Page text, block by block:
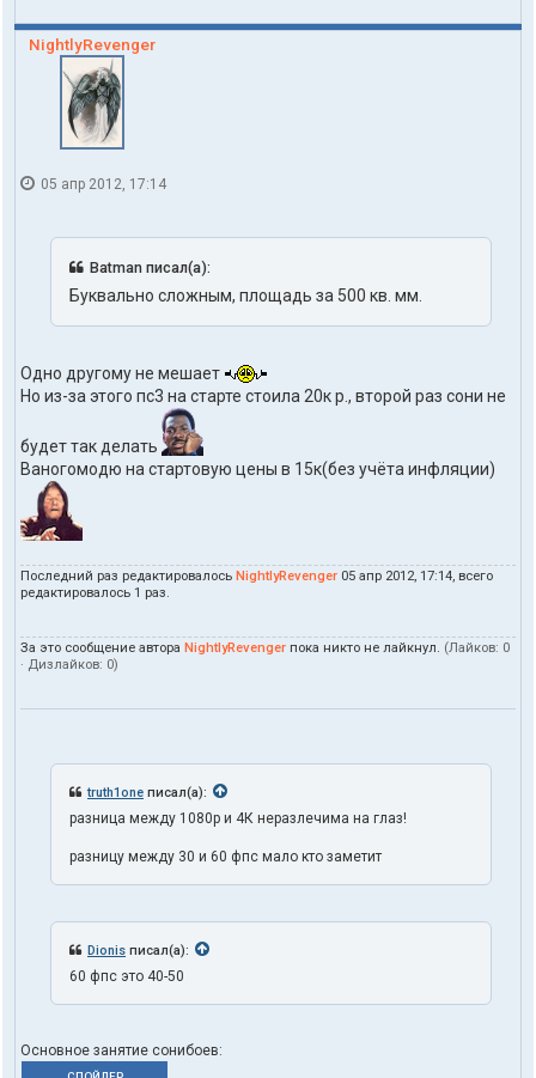
NightlyRevenger
05 апр 2012, 17:14
Batman писал(а):
Буквально сложным, площадь за 500 кв. мм.
Одно другому не мешает
Но из-за этого пс3 на старте стоила 20к р., второй раз сони не
будет так делать
Ваногомодю на стартовую цены в 15к(без учёта инфляции)
Последний раз редактировалось NightlyRevenger 05 апр 2012, 17:14, всего
редактировалось 1 раз.
За это сообщение автора NightlyRevenger пока никто не лайкнул. (Лайков: 0
· Дизлайков: 0)
truth1one писал(а):
разница между 1080p и 4К неразлечима на глаз!
разницу между 30 и 60 фпс мало кто заметит
Dionis писал(а):
60 фпс это 40-50
Основное занятие сонибоев: